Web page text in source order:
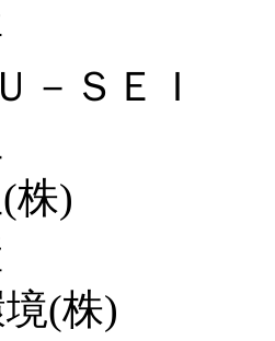
－ＳＥＩ
株)
(株)